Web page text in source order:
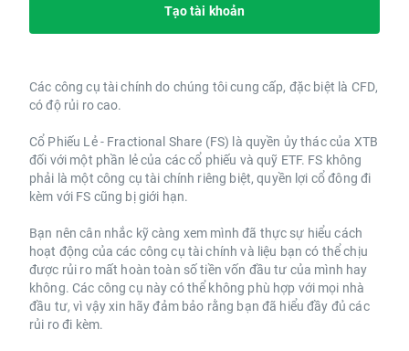
Tạo tài khoản
Các công cụ tài chính do chúng tôi cung cấp, đặc biệt là CFD,
có độ rủi ro cao.
Cổ Phiếu Lẻ - Fractional Share (FS) là quyền ủy thác của XTB
đối với một phần lẻ của các cổ phiếu và quỹ ETF. FS không
phải là một công cụ tài chính riêng biệt, quyền lợi cổ đông đi
kèm với FS cũng bị giới hạn.
Bạn nên cân nhắc kỹ càng xem mình đã thực sự hiểu cách
hoạt động của các công cụ tài chính và liệu bạn có thể chịu
được rủi ro mất hoàn toàn số tiền vốn đầu tư của mình hay
không. Các công cụ này có thể không phù hợp với mọi nhà
đầu tư, vì vậy xin hãy đảm bảo rằng bạn đã hiểu đầy đủ các
rủi ro đi kèm.